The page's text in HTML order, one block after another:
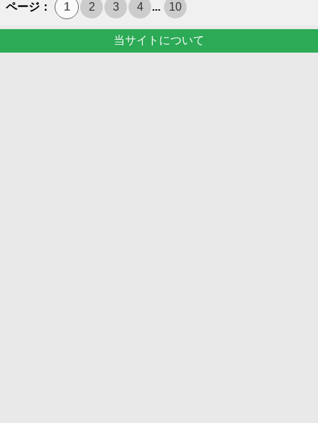
ページ： 1 2 3 4 ... 10
当サイトについて